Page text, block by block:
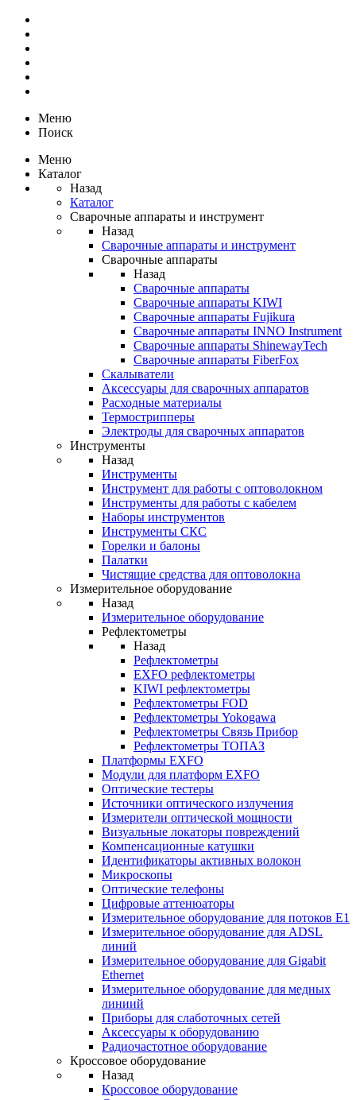
Меню
Поиск
Меню
Каталог
Назад
Каталог
Сварочные аппараты и инструмент
Назад
Сварочные аппараты и инструмент
Сварочные аппараты
Назад
Сварочные аппараты
Сварочные аппараты KIWI
Сварочные аппараты Fujikura
Сварочные аппараты INNO Instrument
Сварочные аппараты ShinewayTech
Cварочные аппараты FiberFox
Скалыватели
Аксессуары для сварочных аппаратов
Расходные материалы
Термострипперы
Электроды для сварочных аппаратов
Инструменты
Назад
Инструменты
Инструмент для работы с оптоволокном
Инструменты для работы с кабелем
Наборы инструментов
Инструменты СКС
Горелки и балоны
Палатки
Чистящие средства для оптоволокна
Измерительное оборудование
Назад
Измерительное оборудование
Рефлектометры
Назад
Рефлектометры
EXFO рефлектометры
KIWI рефлектометры
Рефлектометры FOD
Рефлектометры Yokogawa
Рефлектометры Связь Прибор
Рефлектометры ТОПАЗ
Платформы EXFO
Модули для платформ EXFO
Оптические тестеры
Источники оптического излучения
Измерители оптической мощности
Визуальные локаторы повреждений
Компенсационные катушки
Идентификаторы активных волокон
Микроскопы
Оптические телефоны
Цифровые аттенюаторы
Измерительное оборудование для потоков Е1
Измерительное оборудование для ADSL
линий
Измерительное оборудование для Gigabit
Ethernet
Измерительное оборудование для медных
линиий
Приборы для слаботочных сетей
Аксессуары к оборудованию
Радиочастотное оборудование
Кроссовое оборудование
Назад
Кроссовое оборудование